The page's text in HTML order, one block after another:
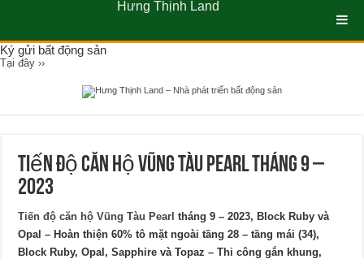
Ký gửi bất động sản
Tại đây ››
Tiến độ căn hộ Vũng Tàu Pearl tháng 9 –
2023
Tiến độ căn hộ Vũng Tàu Pearl tháng 9 – 2023, Block Ruby và
Opal – Hoàn thiện 60% tô mặt ngoài tầng 28 – tầng mái (34),
Block Ruby, Opal, Sapphire và Topaz – Thi công gắn khung,
Hưng Thịnh Land